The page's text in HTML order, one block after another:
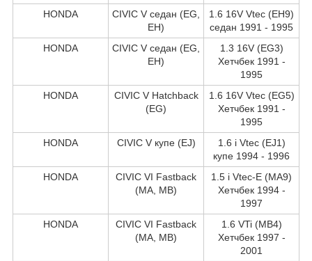
HONDA
CIVIC V седан (EG,
EH)
1.6 16V Vtec (EH9)
седан 1991 - 1995
HONDA
CIVIC V седан (EG,
EH)
1.3 16V (EG3)
Хетчбек 1991 -
1995
HONDA
CIVIC V Hatchback
(EG)
1.6 16V Vtec (EG5)
Хетчбек 1991 -
1995
HONDA
CIVIC V купе (EJ)
1.6 i Vtec (EJ1)
купе 1994 - 1996
HONDA
CIVIC VI Fastback
(MA, MB)
1.5 i Vtec-E (MA9)
Хетчбек 1994 -
1997
HONDA
CIVIC VI Fastback
(MA, MB)
1.6 VTi (MB4)
Хетчбек 1997 -
2001